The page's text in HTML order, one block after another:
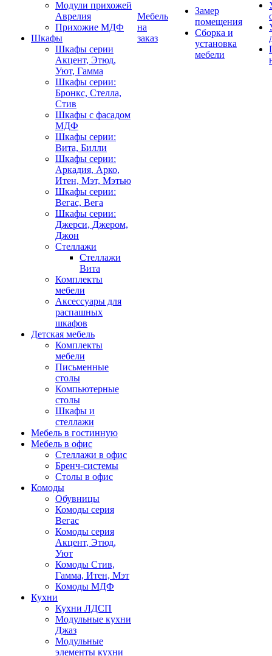
Модули прихожей
Аврелия
Прихожие МДФ
Шкафы
Шкафы серии
Акцент, Этюд,
Уют, Гамма
Шкафы серии:
Бронкс, Стелла,
Стив
Шкафы с фасадом
МДФ
Шкафы серии:
Вита, Билли
Шкафы серии:
Аркадия, Арко,
Итен, Мэт, Мэтью
Шкафы серии:
Вегас, Вега
Шкафы серии:
Джерси, Джером,
Джон
Стеллажи
Стеллажи
Вита
Комплекты
мебели
Аксессуары для
распашных
шкафов
Детская мебель
Комплекты
мебели
Письменные
столы
Компьютерные
столы
Шкафы и
стеллажи
Мебель в гостинную
Мебель в офис
Стеллажи в офис
Бренч-системы
Столы в офис
Комоды
Обувницы
Комоды серия
Вегас
Комоды серия
Акцент, Этюд,
Уют
Комоды Стив,
Гамма, Итен, Мэт
Комоды МДФ
Кухни
Кухни ЛДСП
Модульные кухни
Джаз
Модульные
элементы кухни
Мебель
на
заказ
Замер
помещения
Сборка и
установка
мебели